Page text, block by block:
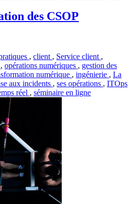
des CSOP
, client , Service client ,
, opérations numériques , gestion des
numérique , ingénierie , La
aux incidents , ses opérations , ITOps
réel , séminaire en ligne